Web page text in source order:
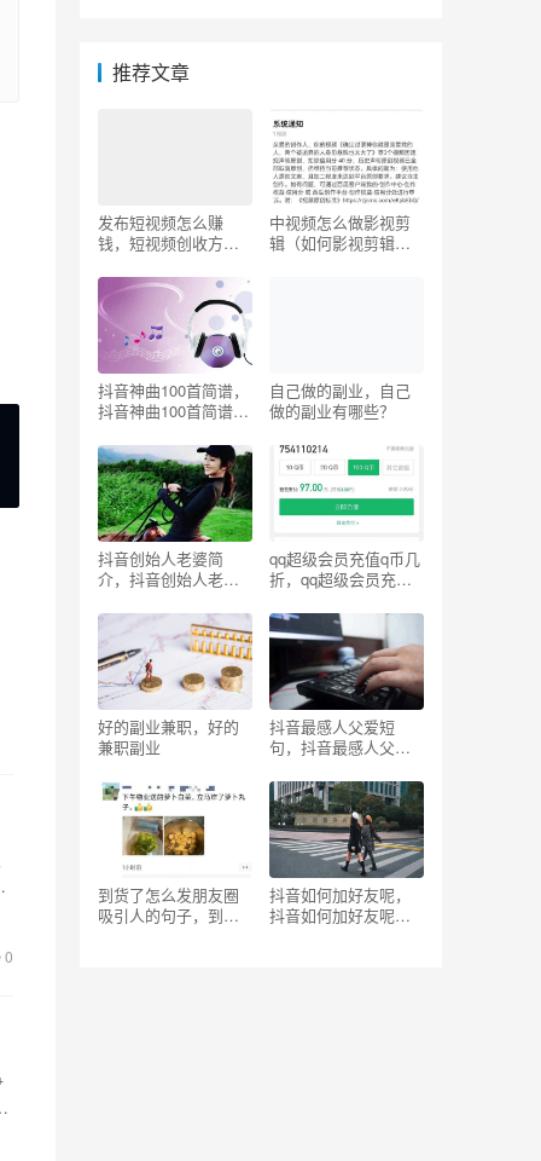
0
推荐文章
发布短视频怎么赚
钱，短视频创收方
中视频怎么做影视剪
辑（如何影视剪辑视
抖音神曲100首简谱，
抖音神曲100首简谱
自己做的副业，自己
做的副业有哪些？
抖音创始人老婆简
介，抖音创始人老婆
qq超级会员充值q币几
折，qq超级会员充值q
好的副业兼职，好的
兼职副业
抖音最感人父爱短
句，抖音最感人父爱
到货了怎么发朋友圈
吸引人的句子，到货
抖音如何加好友呢，
抖音如何加好友呢扫